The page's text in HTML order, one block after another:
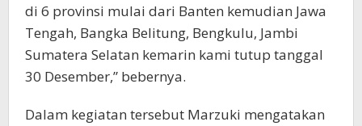
di 6 provinsi mulai dari Banten kemudian Jawa
Tengah, Bangka Belitung, Bengkulu, Jambi
Sumatera Selatan kemarin kami tutup tanggal
30 Desember,” bebernya.
Dalam kegiatan tersebut Marzuki mengatakan